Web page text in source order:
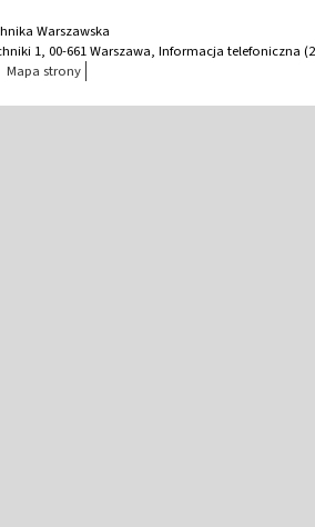
Warszawska
1, 00-661 Warszawa, Informacja telefoniczna
Mapa strony